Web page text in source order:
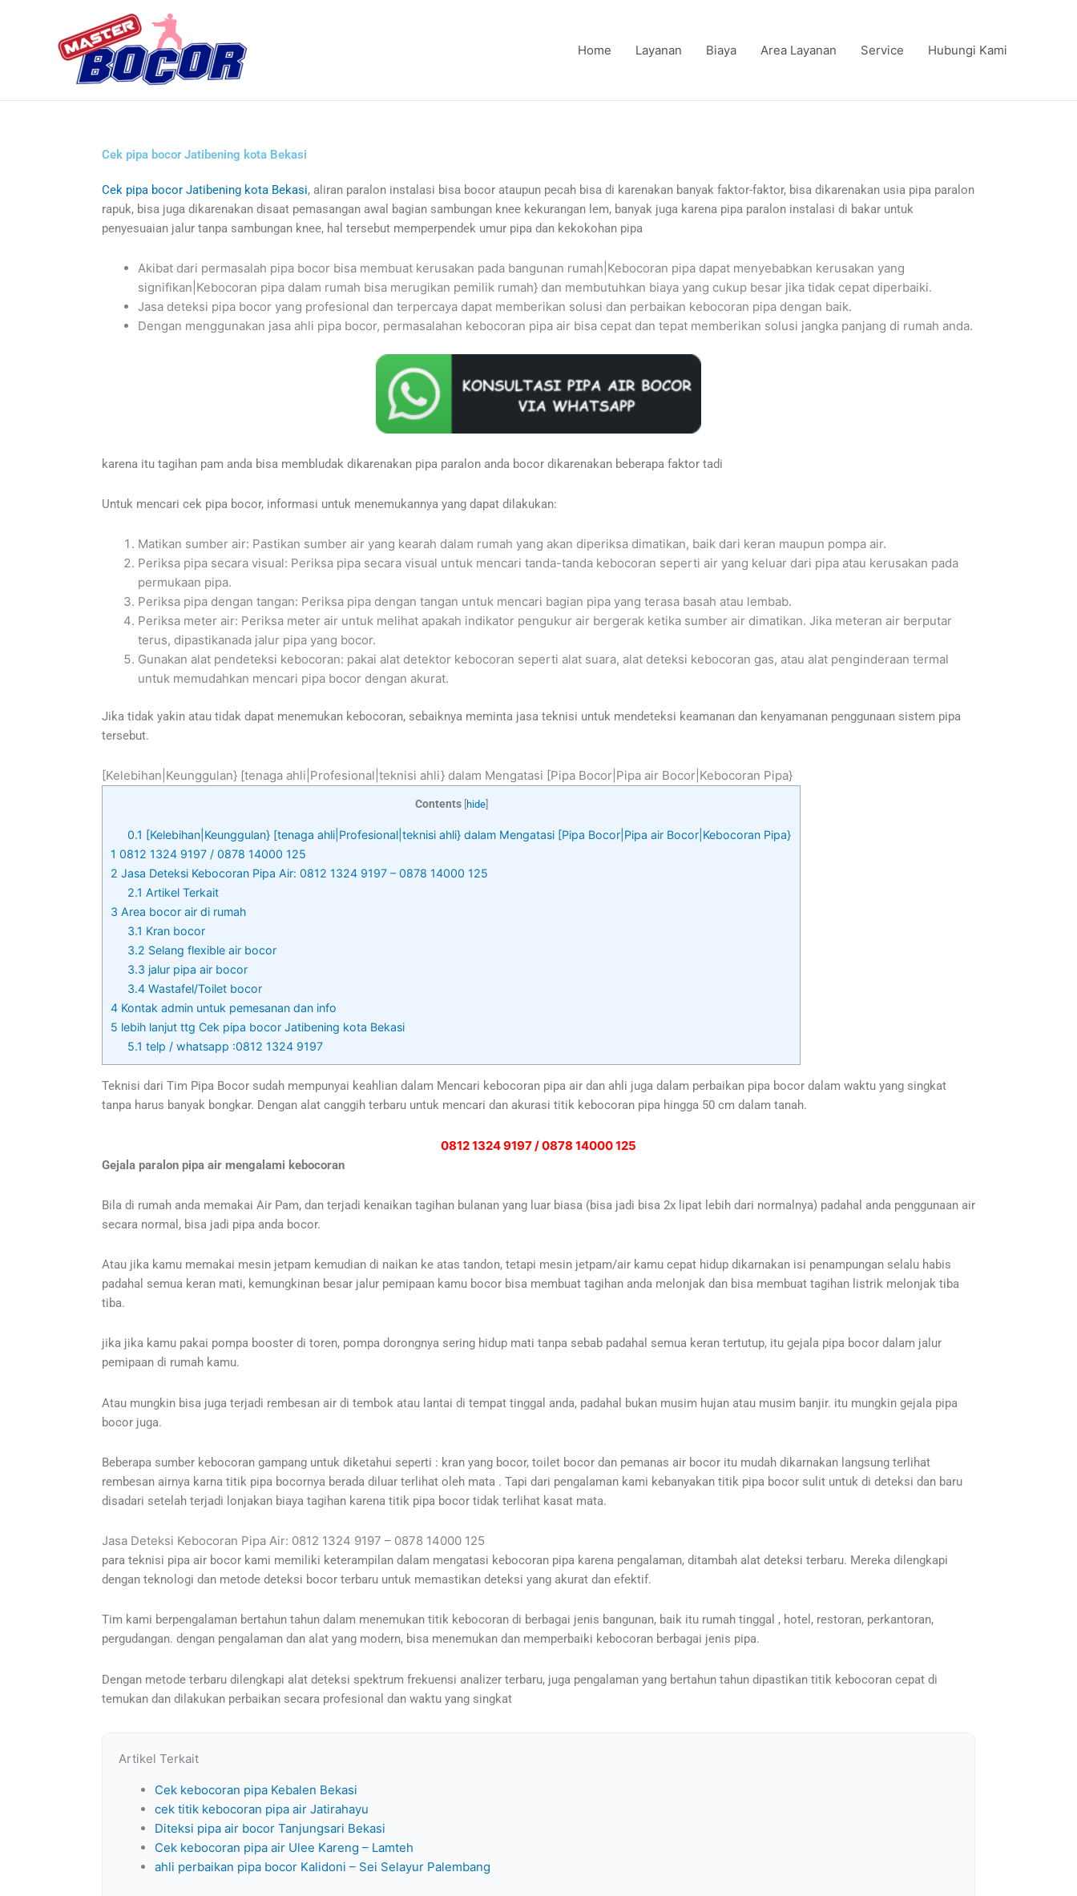
Home Layanan Biaya Area Layanan Service Hubungi Kami
Cek pipa bocor Jatibening kota Bekasi
Cek pipa bocor Jatibening kota Bekasi, aliran paralon instalasi bisa bocor ataupun pecah bisa di karenakan banyak faktor-faktor, bisa dikarenakan usia pipa paralon
rapuk, bisa juga dikarenakan disaat pemasangan awal bagian sambungan knee kekurangan lem, banyak juga karena pipa paralon instalasi di bakar untuk
penyesuaian jalur tanpa sambungan knee, hal tersebut memperpendek umur pipa dan kekokohan pipa
Akibat dari permasalah pipa bocor bisa membuat kerusakan pada bangunan rumah|Kebocoran pipa dapat menyebabkan kerusakan yang
signifikan|Kebocoran pipa dalam rumah bisa merugikan pemilik rumah} dan membutuhkan biaya yang cukup besar jika tidak cepat diperbaiki.
Jasa deteksi pipa bocor yang profesional dan terpercaya dapat memberikan solusi dan perbaikan kebocoran pipa dengan baik.
Dengan menggunakan jasa ahli pipa bocor, permasalahan kebocoran pipa air bisa cepat dan tepat memberikan solusi jangka panjang di rumah anda.
karena itu tagihan pam anda bisa membludak dikarenakan pipa paralon anda bocor dikarenakan beberapa faktor tadi
Untuk mencari cek pipa bocor, informasi untuk menemukannya yang dapat dilakukan:
Matikan sumber air: Pastikan sumber air yang kearah dalam rumah yang akan diperiksa dimatikan, baik dari keran maupun pompa air.
Periksa pipa secara visual: Periksa pipa secara visual untuk mencari tanda-tanda kebocoran seperti air yang keluar dari pipa atau kerusakan pada
permukaan pipa.
Periksa pipa dengan tangan: Periksa pipa dengan tangan untuk mencari bagian pipa yang terasa basah atau lembab.
Periksa meter air: Periksa meter air untuk melihat apakah indikator pengukur air bergerak ketika sumber air dimatikan. Jika meteran air berputar
terus, dipastikanada jalur pipa yang bocor.
Gunakan alat pendeteksi kebocoran: pakai alat detektor kebocoran seperti alat suara, alat deteksi kebocoran gas, atau alat penginderaan termal
untuk memudahkan mencari pipa bocor dengan akurat.
Jika tidak yakin atau tidak dapat menemukan kebocoran, sebaiknya meminta jasa teknisi untuk mendeteksi keamanan dan kenyamanan penggunaan sistem pipa
tersebut.
[Kelebihan|Keunggulan} [tenaga ahli|Profesional|teknisi ahli} dalam Mengatasi [Pipa Bocor|Pipa air Bocor|Kebocoran Pipa}
Contents hide]
0.1 [Kelebihan|Keunggulan} [tenaga ahli|Profesional|teknisi ahli} dalam Mengatasi [Pipa Bocor|Pipa air Bocor|Kebocoran Pipa}
1 0812 1324 9197 / 0878 14000 125
2 Jasa Deteksi Kebocoran Pipa Air: 0812 1324 9197 – 0878 14000 125
2.1 Artikel Terkait
3 Area bocor air di rumah
3.1 Kran bocor
3.2 Selang flexible air bocor
3.3 jalur pipa air bocor
3.4 Wastafel/Toilet bocor
4 Kontak admin untuk pemesanan dan info
5 lebih lanjut ttg Cek pipa bocor Jatibening kota Bekasi
5.1 telp / whatsapp :0812 1324 9197
Teknisi dari Tim Pipa Bocor sudah mempunyai keahlian dalam Mencari kebocoran pipa air dan ahli juga dalam perbaikan pipa bocor dalam waktu yang singkat
tanpa harus banyak bongkar. Dengan alat canggih terbaru untuk mencari dan akurasi titik kebocoran pipa hingga 50 cm dalam tanah.
0812 1324 9197 / 0878 14000 125
Gejala paralon pipa air mengalami kebocoran
Bila di rumah anda memakai Air Pam, dan terjadi kenaikan tagihan bulanan yang luar biasa (bisa jadi bisa 2x lipat lebih dari normalnya) padahal anda penggunaan air
secara normal, bisa jadi pipa anda bocor.
Atau jika kamu memakai mesin jetpam kemudian di naikan ke atas tandon, tetapi mesin jetpam/air kamu cepat hidup dikarnakan isi penampungan selalu habis
padahal semua keran mati, kemungkinan besar jalur pemipaan kamu bocor bisa membuat tagihan anda melonjak dan bisa membuat tagihan listrik melonjak tiba
tiba.
jika jika kamu pakai pompa booster di toren, pompa dorongnya sering hidup mati tanpa sebab padahal semua keran tertutup, itu gejala pipa bocor dalam jalur
pemipaan di rumah kamu.
Atau mungkin bisa juga terjadi rembesan air di tembok atau lantai di tempat tinggal anda, padahal bukan musim hujan atau musim banjir. itu mungkin gejala pipa
bocor juga.
Beberapa sumber kebocoran gampang untuk diketahui seperti : kran yang bocor, toilet bocor dan pemanas air bocor itu mudah dikarnakan langsung terlihat
rembesan airnya karna titik pipa bocornya berada diluar terlihat oleh mata . Tapi dari pengalaman kami kebanyakan titik pipa bocor sulit untuk di deteksi dan baru
disadari setelah terjadi lonjakan biaya tagihan karena titik pipa bocor tidak terlihat kasat mata.
Jasa Deteksi Kebocoran Pipa Air: 0812 1324 9197 – 0878 14000 125
para teknisi pipa air bocor kami memiliki keterampilan dalam mengatasi kebocoran pipa karena pengalaman, ditambah alat deteksi terbaru. Mereka dilengkapi
dengan teknologi dan metode deteksi bocor terbaru untuk memastikan deteksi yang akurat dan efektif.
Tim kami berpengalaman bertahun tahun dalam menemukan titik kebocoran di berbagai jenis bangunan, baik itu rumah tinggal , hotel, restoran, perkantoran,
pergudangan. dengan pengalaman dan alat yang modern, bisa menemukan dan memperbaiki kebocoran berbagai jenis pipa.
Dengan metode terbaru dilengkapi alat deteksi spektrum frekuensi analizer terbaru, juga pengalaman yang bertahun tahun dipastikan titik kebocoran cepat di
temukan dan dilakukan perbaikan secara profesional dan waktu yang singkat
Artikel Terkait
Cek kebocoran pipa Kebalen Bekasi
cek titik kebocoran pipa air Jatirahayu
Diteksi pipa air bocor Tanjungsari Bekasi
Cek kebocoran pipa air Ulee Kareng – Lamteh
ahli perbaikan pipa bocor Kalidoni – Sei Selayur Palembang